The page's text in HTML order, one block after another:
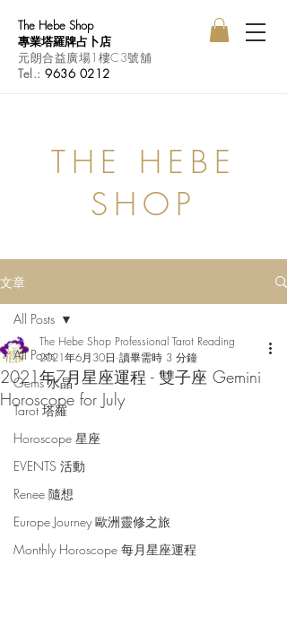
The Hebe Shop
專業塔羅牌占卜店
元朗合益廣場1樓C3號舖
Tel.:9636 0212
THE HEBE
SHOP
文章
All Posts
Gems 水晶
Tarot 塔羅
Horoscope 星座
EVENTS 活動
Renee 隨想
Europe Journey 歐洲靈修之旅
Monthly Horoscope 每月星座運程
All Posts
2021年7月星座運程 - 雙子座 Gemini
Horoscope for July
The Hebe Shop Professional Tarot Reading
2021年6月30日 讀畢需時 3 分鐘